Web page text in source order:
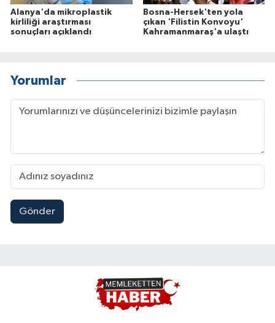
Alanya'da mikroplastik
kirliliği araştırması
sonuçları açıklandı
Bosna-Hersek'ten yola
çıkan 'Filistin Konvoyu'
Kahramanmaraş'a ulaştı
Yorumlar
Gönder